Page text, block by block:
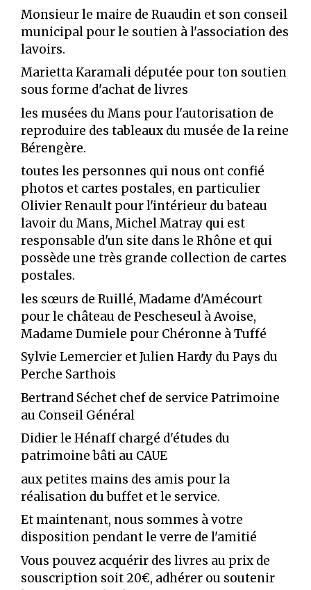
Monsieur le maire de Ruaudin et son conseil
municipal pour le soutien à l'association des
lavoirs.
Marietta Karamali députée pour ton soutien
sous forme d'achat de livres
les musées du Mans pour l'autorisation de
reproduire des tableaux du musée de la reine
Bérengère.
toutes les personnes qui nous ont confié
photos et cartes postales, en particulier
Olivier Renault pour l'intérieur du bateau
lavoir du Mans, Michel Matray qui est
responsable d'un site dans le Rhône et qui
possède une très grande collection de cartes
postales.
les sœurs de Ruillé, Madame d'Amécourt
pour le château de Pescheseul à Avoise,
Madame Dumiele pour Chéronne à Tuffé
Sylvie Lemercier et Julien Hardy du Pays du
Perche Sarthois
Bertrand Séchet chef de service Patrimoine
au Conseil Général
Didier le Hénaff chargé d'études du
patrimoine bâti au CAUE
aux petites mains des amis pour la
réalisation du buffet et le service.
Et maintenant, nous sommes à votre
disposition pendant le verre de l'amitié
Vous pouvez acquérir des livres au prix de
souscription soit 20€, adhérer ou soutenir